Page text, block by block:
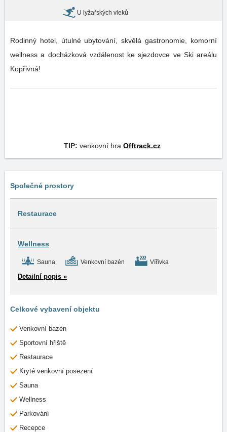
U lyžařských vleků
Rodinný hotel, útulné ubytování, skvělá gastronomie, komorní
wellness a docházková vzdálenost ke sjezdovce ve Ski areálu
Kopřivná!
TIP: venkovní hra Offtrack.cz
Společné prostory
Restaurace
Wellness
Sauna Venkovní bazén Vířivka
Detailní popis »
Celkové vybavení objektu
Venkovní bazén
Sportovní hřiště
Restaurace
Kryté venkovní posezení
Sauna
Wellness
Parkování
Recepce